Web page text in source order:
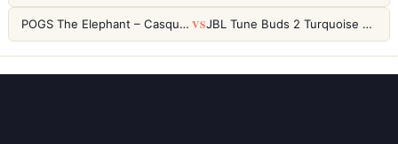
POGS The Elephant – Casque Filaire Enfants 85dB POGS-Safe™ (Éco-Responsable) VS JBL Tune Buds 2 Turquoise – Écouteurs True Wireless avec ANC et autonomie 48h